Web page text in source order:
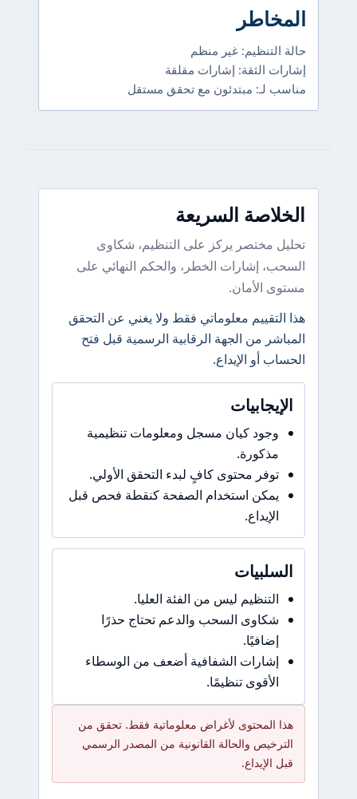
المخاطر
حالة التنظيم: غير منظم
إشارات الثقة: إشارات مقلقة
مناسب لـ: مبتدئون مع تحقق مستقل
الخلاصة السريعة
تحليل مختصر يركز على التنظيم، شكاوى
السحب، إشارات الخطر، والحكم النهائي على
مستوى الأمان.
هذا التقييم معلوماتي فقط ولا يغني عن التحقق
المباشر من الجهة الرقابية الرسمية قبل فتح
الحساب أو الإيداع.
الإيجابيات
وجود كيان مسجل ومعلومات تنظيمية
مذكورة.
توفر محتوى كافٍ لبدء التحقق الأولي.
يمكن استخدام الصفحة كنقطة فحص قبل
الإيداع.
السلبيات
التنظيم ليس من الفئة العليا.
شكاوى السحب والدعم تحتاج حذرًا
إضافيًا.
إشارات الشفافية أضعف من الوسطاء
الأقوى تنظيمًا.
هذا المحتوى لأغراض معلوماتية فقط. تحقق من
الترخيص والحالة القانونية من المصدر الرسمي
قبل الإيداع.